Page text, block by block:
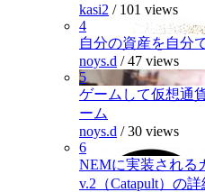
kasi2 / 101 views
4
自分の資産を自分
noys.d /47 views
5
ゲームして仮想通
ーム
noys.d /30 views
6
NEMに実装される
v.2（Catapult）の詳